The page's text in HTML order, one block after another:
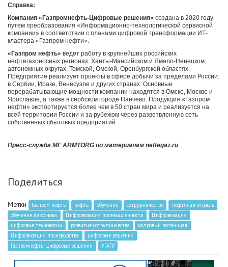
Справка:
Компания «Газпромнефть-Цифровые решения» создана в 2020 году
путем преобразования «Информационно-технологической сервисной
компании» в соответствии с планами цифровой трансформации ИТ-
кластера «Газпром нефти».
«Газпром нефть» ведет работу в крупнейших российских
нефтегазоносных регионах: Ханты-Мансийском и Ямало-Ненецком
автономных округах, Томской, Омской, Оренбургской областях.
Предприятие реализует проекты в сфере добычи за пределами России:
в Сербии, Ираке, Венесуэле и других странах. Основные
перерабатывающие мощности компании находятся в Омске, Москве и
Ярославле, а также в сербском городе Панчево. Продукция «Газпром
нефти» экспортируется более чем в 50 стран мира и реализуется на
всей территории России и за рубежом через разветвленную сеть
собственных сбытовых предприятий.
Пресс-служба МГ ARMTORG по материалам neftegaz.ru
Поделиться
Метки Газпром нефть нефть обучение сотрудничество
нефтяная отрасль
обучение персонала
Цифровизация промышленности
Цифровизация
цифровые технологии
развитие сотрудничества
кадровый потенциал
Цифровизация производства
цифровые решения
Газпромнефть-Цифровые решения
УГАТУ